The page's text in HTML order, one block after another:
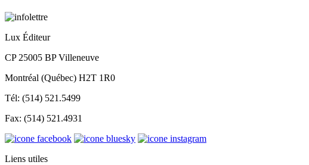
Lux Éditeur
CP 25005 BP Villeneuve
Montréal (Québec) H2T 1R0
Tél: (514) 521.5499
Fax: (514) 521.4931
Liens utiles